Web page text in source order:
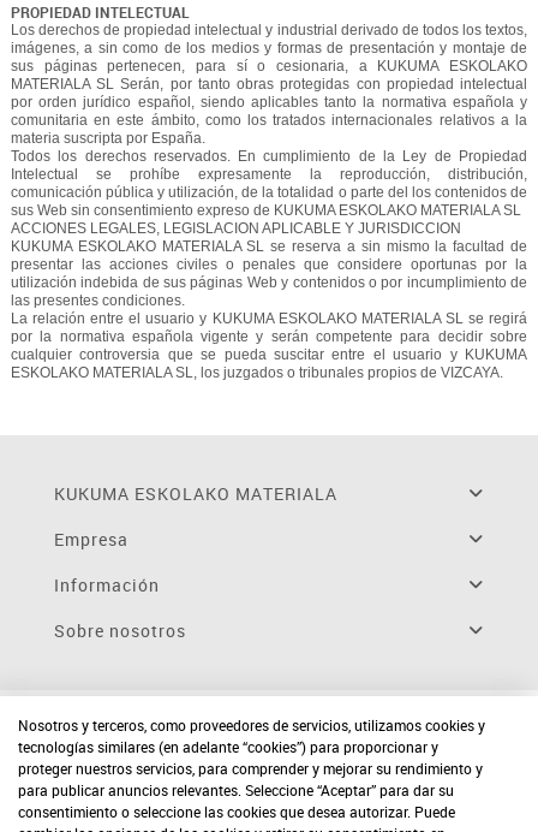
PROPIEDAD INTELECTUAL
Los derechos de propiedad intelectual y industrial derivado de todos los textos,
imágenes, a sin como de los medios y formas de presentación y montaje de
sus páginas pertenecen, para sí o cesionaria, a KUKUMA ESKOLAKO
MATERIALA SL Serán, por tanto obras protegidas con propiedad intelectual
por orden jurídico español, siendo aplicables tanto la normativa española y
comunitaria en este ámbito, como los tratados internacionales relativos a la
materia suscripta por España.
Todos los derechos reservados. En cumplimiento de la Ley de Propiedad
Intelectual se prohíbe expresamente la reproducción, distribución,
comunicación pública y utilización, de la totalidad o parte del los contenidos de
sus Web sin consentimiento expreso de KUKUMA ESKOLAKO MATERIALA SL
ACCIONES LEGALES, LEGISLACION APLICABLE Y JURISDICCION
KUKUMA ESKOLAKO MATERIALA SL se reserva a sin mismo la facultad de
presentar las acciones civiles o penales que considere oportunas por la
utilización indebida de sus páginas Web y contenidos o por incumplimiento de
las presentes condiciones.
La relación entre el usuario y KUKUMA ESKOLAKO MATERIALA SL se regirá
por la normativa española vigente y serán competente para decidir sobre
cualquier controversia que se pueda suscitar entre el usuario y KUKUMA
ESKOLAKO MATERIALA SL, los juzgados o tribunales propios de VIZCAYA.
KUKUMA ESKOLAKO MATERIALA
Empresa
Información
Sobre nosotros
Nosotros y terceros, como proveedores de servicios, utilizamos cookies y
tecnologías similares (en adelante “cookies”) para proporcionar y
proteger nuestros servicios, para comprender y mejorar su rendimiento y
para publicar anuncios relevantes. Seleccione “Aceptar” para dar su
consentimiento o seleccione las cookies que desea autorizar. Puede